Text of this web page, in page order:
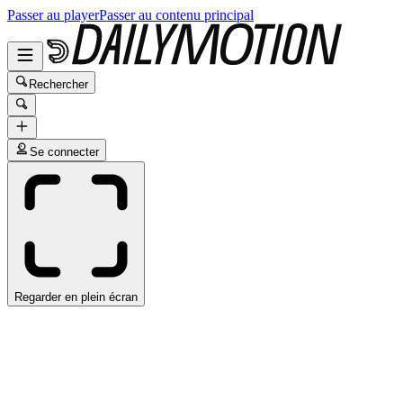
Passer au playerPasser au contenu principal
Rechercher
Se connecter
Regarder en plein écran